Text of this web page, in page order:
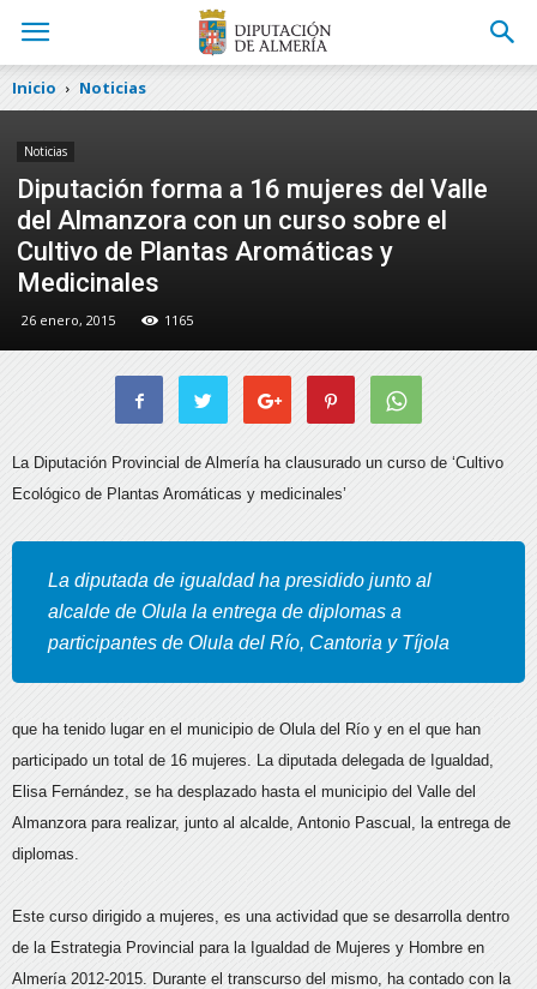
Inicio Noticias
Noticias
Diputación forma a 16 mujeres del Valle
del Almanzora con un curso sobre el
Cultivo de Plantas Aromáticas y
Medicinales
26 enero, 2015 1165
La Diputación Provincial de Almería ha clausurado un curso de ‘Cultivo
Ecológico de Plantas Aromáticas y medicinales’
La diputada de igualdad ha presidido junto al
alcalde de Olula la entrega de diplomas a
participantes de Olula del Río, Cantoria y Tíjola
que ha tenido lugar en el municipio de Olula del Río y en el que han
participado un total de 16 mujeres. La diputada delegada de Igualdad,
Elisa Fernández, se ha desplazado hasta el municipio del Valle del
Almanzora para realizar, junto al alcalde, Antonio Pascual, la entrega de
diplomas.
Este curso dirigido a mujeres, es una actividad que se desarrolla dentro
de la Estrategia Provincial para la Igualdad de Mujeres y Hombre en
Almería 2012-2015. Durante el transcurso del mismo, ha contado con la